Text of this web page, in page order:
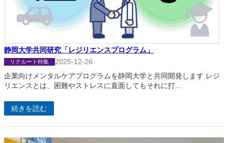
静岡大学共同研究「レジリエンスプログラム」
リクルート特集
2025-12-26
企業向けメンタルケアプログラムを静岡大学と共同開発します レジ
リエンスとは、困難やストレスに直面してもそれに打…
続きを読む